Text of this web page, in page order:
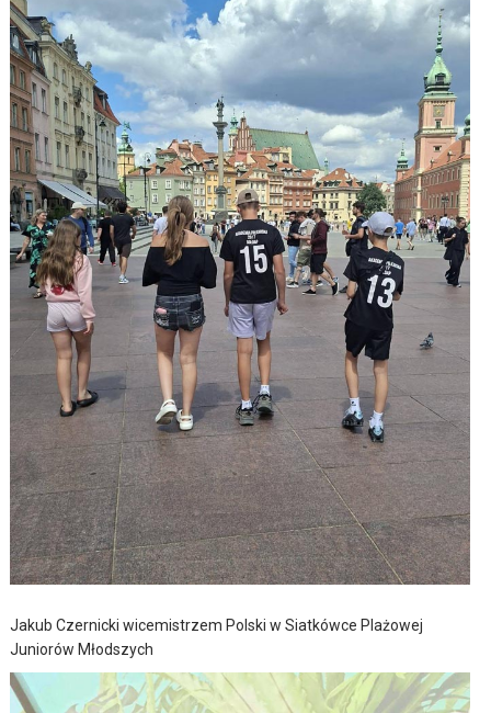
Jakub Czernicki wicemistrzem Polski w Siatkówce Plażowej
Juniorów Młodszych